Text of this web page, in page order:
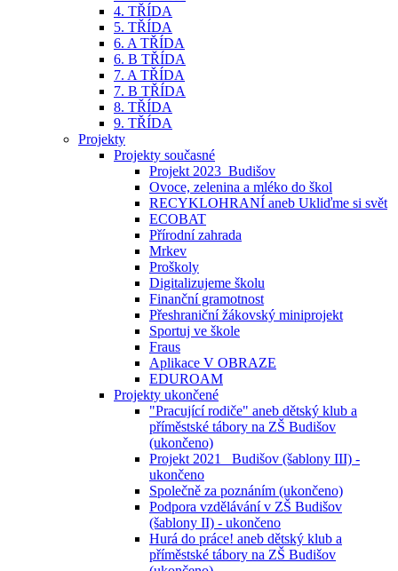
4. TŘÍDA
5. TŘÍDA
6. A TŘÍDA
6. B TŘÍDA
7. A TŘÍDA
7. B TŘÍDA
8. TŘÍDA
9. TŘÍDA
Projekty
Projekty současné
Projekt 2023_Budišov
Ovoce, zelenina a mléko do škol
RECYKLOHRANÍ aneb Ukliďme si svět
ECOBAT
Přírodní zahrada
Mrkev
Proškoly
Digitalizujeme školu
Finanční gramotnost
Přeshraniční žákovský miniprojekt
Sportuj ve škole
Fraus
Aplikace V OBRAZE
EDUROAM
Projekty ukončené
"Pracující rodiče" aneb dětský klub a
příměstské tábory na ZŠ Budišov
(ukončeno)
Projekt 2021_ Budišov (šablony III) -
ukončeno
Společně za poznáním (ukončeno)
Podpora vzdělávání v ZŠ Budišov
(šablony II) - ukončeno
Hurá do práce! aneb dětský klub a
příměstské tábory na ZŠ Budišov